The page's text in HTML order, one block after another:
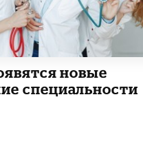
новые
специальности